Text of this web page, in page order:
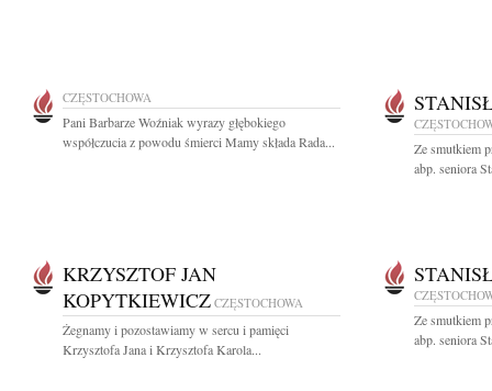
CZĘSTOCHOWA
Pani Barbarze Woźniak wyrazy głębokiego
współczucia z powodu śmierci Mamy składa Rada...
Ze smutkiem
abp. seniora
KRZYSZTOF JAN
KOPYTKIEWICZ CZĘSTOCHOWA
Żegnamy i pozostawiamy w sercu i pamięci
Krzysztofa Jana i Krzysztofa Karola...
Ze smutkiem
abp. seniora